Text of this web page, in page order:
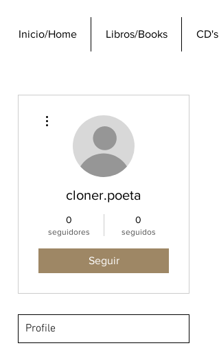
Inicio/Home Libros/Books CD's
cloner.poeta
0
seguidores
0
seguidos
Seguir
Profile